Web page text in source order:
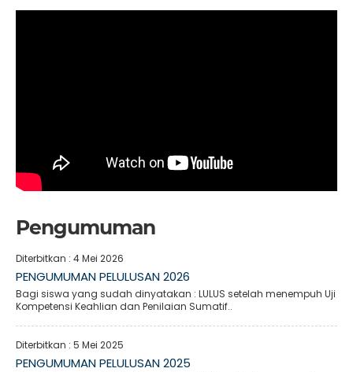
Pengumuman
Diterbitkan : 4 Mei 2026
PENGUMUMAN PELULUSAN 2026
Bagi siswa yang sudah dinyatakan : LULUS setelah menempuh Uji
Kompetensi Keahlian dan Penilaian Sumatif..
Diterbitkan : 5 Mei 2025
PENGUMUMAN PELULUSAN 2025